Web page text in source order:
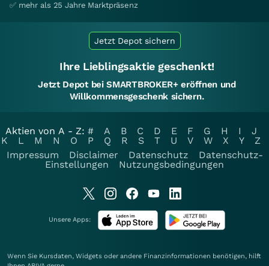
✅ mehr als 25 Jahre Marktpräsenz
Jetzt Depot sichern
Ihre Lieblingsaktie geschenkt!
Jetzt Depot bei SMARTBROKER+ eröffnen und
Willkommensgeschenk sichern.
Aktien von A - Z: # A B C D E F G H I
J
K
L M N O P Q R S T U V W X Y
Z
Impressum
Disclaimer Datenschutz
Datenschutz-
Einstellungen
Nutzungsbedingungen
Unsere Apps:
Wenn Sie Kursdaten, Widgets oder andere Finanzinformationen benötigen, hilft